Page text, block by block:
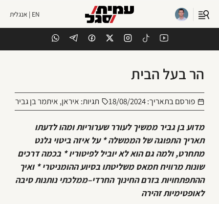
EN | אנגלית
הר בעל הבית
פורסם בתאריך:18/08/2024 תגיות: איראן, איתמר בן גביר
מדוע בן גביר ממשיך לעורר שערוריות ומהו לדעתו
תאריך התפוגה של הממשלה * על איזה ביטוי גלנט
מתחרט, ולמה גם הוא לא יוביל לפיטוריו * בכמה דרכים
שונות מרוויח חמאס משליטתו בסיוע ההומניטרי * ואיך
ההתפתחויות בזרם החינוך החרדי–ממלכתי נותנות סיבה
לאופטימיות זהירה